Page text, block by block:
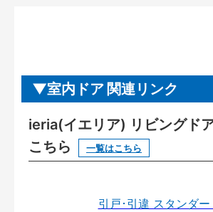
室内ドア 関連リンク
ieria(イエリア) リビングド
こちら
一覧はこちら
引戸･引違 スタンダー